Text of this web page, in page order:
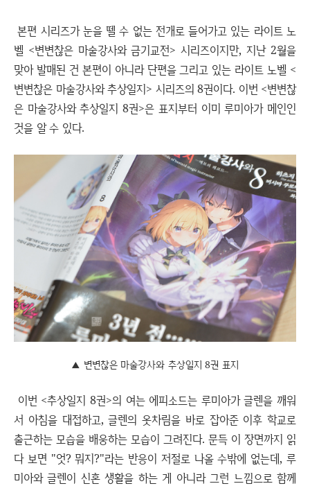
본편 시리즈가 눈을 뗄 수 없는 전개로 들어가고 있는 라이트 노
벨 <변변찮은 마술강사와 금기교전> 시리즈이지만, 지난 2월을
맞아 발매된 건 본편이 아니라 단편을 그리고 있는 라이트 노벨 <
변변찮은 마술강사와 추상일지> 시리즈의 8권이다. 이번 <변변찮
은 마술강사와 추상일지 8권>은 표지부터 이미 루미아가 메인인
것을 알 수 있다.
▲ 변변찮은 마술강사와 추상일지 8권 표지
이번 <추상일지 8권>의 여는 에피소드는 루미아가 글렌을 깨워
서 아침을 대접하고, 글렌의 옷차림을 바로 잡아준 이후 학교로
출근하는 모습을 배웅하는 모습이 그려진다. 문득 이 장면까지 읽
다 보면 "엇? 뭐지?"라는 반응이 저절로 나올 수밖에 없는데, 루
미아와 글렌이 신혼 생활을 하는 게 아니라 그런 느낌으로 함께